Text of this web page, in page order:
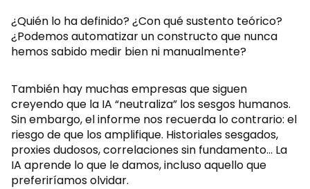
¿Quién lo ha definido? ¿Con qué sustento teórico?
¿Podemos automatizar un constructo que nunca
hemos sabido medir bien ni manualmente?
También hay muchas empresas que siguen
creyendo que la IA “neutraliza” los sesgos humanos.
Sin embargo, el informe nos recuerda lo contrario: el
riesgo de que los amplifique. Historiales sesgados,
proxies dudosos, correlaciones sin fundamento… La
IA aprende lo que le damos, incluso aquello que
preferiríamos olvidar.